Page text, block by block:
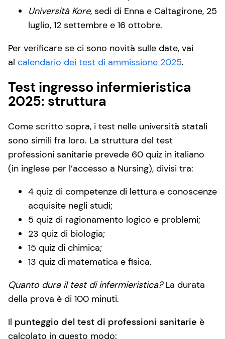
Università Kore, sedi di Enna e Caltagirone, 25
luglio, 12 settembre e 16 ottobre.
Per verificare se ci sono novità sulle date, vai
al calendario dei test di ammissione 2025.
Test ingresso infermieristica
2025: struttura
Come scritto sopra, i test nelle università statali
sono simili fra loro. La struttura del test
professioni sanitarie prevede 60 quiz in italiano
(in inglese per l’accesso a Nursing), divisi tra:
4 quiz di competenze di lettura e conoscenze
acquisite negli studi;
5 quiz di ragionamento logico e problemi;
23 quiz di biologia;
15 quiz di chimica;
13 quiz di matematica e fisica.
Quanto dura il test di infermieristica?La durata
della prova è di 100 minuti.
Il punteggio del test di professioni sanitarie è
calcolato in questo modo: